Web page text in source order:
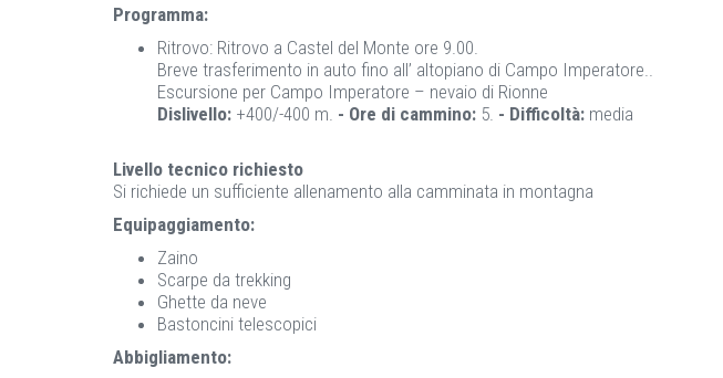
Programma:
Ritrovo: Ritrovo a Castel del Monte ore 9.00.
Breve trasferimento in auto fino all’ altopiano di Campo Imperatore..
Escursione per Campo Imperatore – nevaio di Rionne
Dislivello: +400/-400 m. - Ore di cammino: 5. - Difficoltà: media
Livello tecnico richiesto
Si richiede un sufficiente allenamento alla camminata in montagna
Equipaggiamento:
Zaino
Scarpe da trekking
Ghette da neve
Bastoncini telescopici
Abbigliamento: